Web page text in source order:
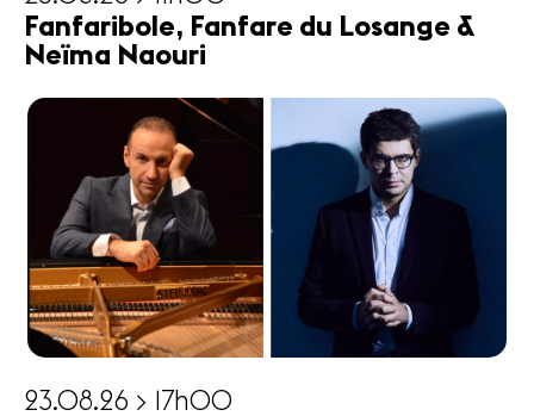
Fanfaribole, Fanfare du Losange &
Neïma Naouri
23.08.26 > 17h00